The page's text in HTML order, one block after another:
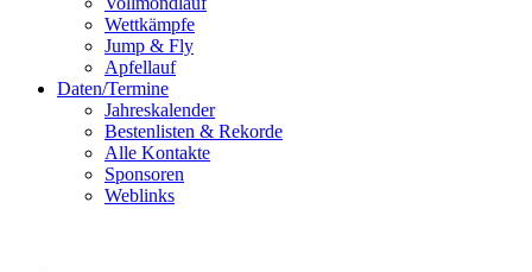
Wettkämpfe
Jump & Fly
Apfellauf
Daten/Termine
Jahreskalender
Bestenlisten & Rekorde
Alle Kontakte
Sponsoren
Weblinks